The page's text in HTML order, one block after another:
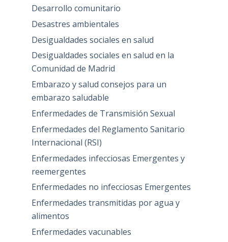
Desarrollo comunitario
Desastres ambientales
Desigualdades sociales en salud
Desigualdades sociales en salud en la
Comunidad de Madrid
Embarazo y salud consejos para un
embarazo saludable
Enfermedades de Transmisión Sexual
Enfermedades del Reglamento Sanitario
Internacional (RSI)
Enfermedades infecciosas Emergentes y
reemergentes
Enfermedades no infecciosas Emergentes
Enfermedades transmitidas por agua y
alimentos
Enfermedades vacunables